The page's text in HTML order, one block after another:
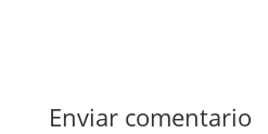
Enviar comentario